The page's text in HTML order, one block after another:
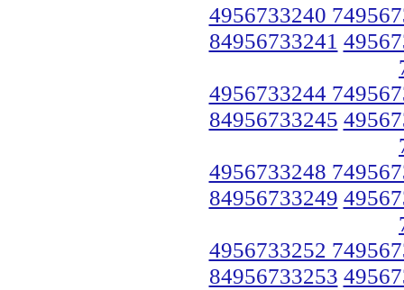
4956733240
84956733241
4956733244
84956733245
4956733248
84956733249
4956733252
84956733253